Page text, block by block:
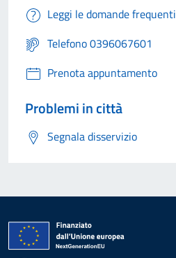
Leggi le domande frequenti
Telefono 0396067601
Prenota appuntamento
Problemi in città
Segnala disservizio